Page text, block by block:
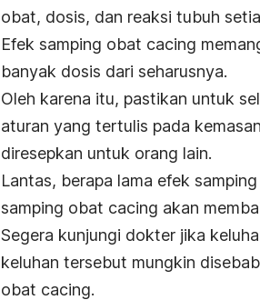
obat, dosis, dan reaksi tubuh
Efek samping obat cacing
banyak dosis dari seharusnya.
Oleh karena itu, pastikan untuk
aturan yang tertulis pada
diresepkan untuk orang lain.
Lantas, berapa lama efek
samping obat cacing akan
Segera kunjungi dokter jika
keluhan tersebut mungkin
obat cacing.